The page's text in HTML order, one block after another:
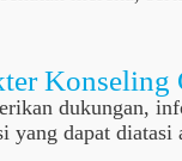
Konseling
dukungan,
yang dapat